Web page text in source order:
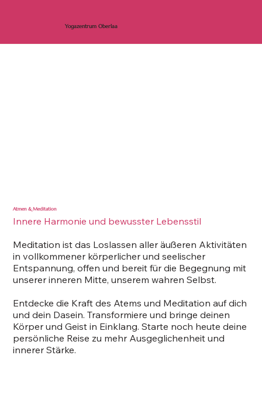
Yogazentrum Oberlaa
Atmen & Meditation
Innere Harmonie und bewusster Lebensstil
Meditation ist das Loslassen aller äußeren Aktivitäten
in vollkommener körperlicher und seelischer
Entspannung, offen und bereit für die Begegnung mit
unserer inneren Mitte, unserem wahren Selbst.
Entdecke die Kraft des Atems und Meditation auf dich
und dein Dasein. Transformiere und bringe deinen
Körper und Geist in Einklang. Starte noch heute deine
persönliche Reise zu mehr Ausgeglichenheit und
innerer Stärke.